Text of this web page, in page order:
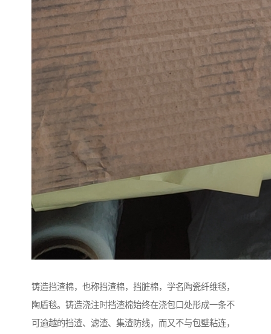
铸造挡渣棉，也称挡渣棉，挡脏棉，学名陶瓷纤维毯，
陶盾毯。铸造浇注时挡渣棉始终在浇包口处形成一条不
可逾越的挡渣、滤渣、集渣防线，而又不与包壁粘连，